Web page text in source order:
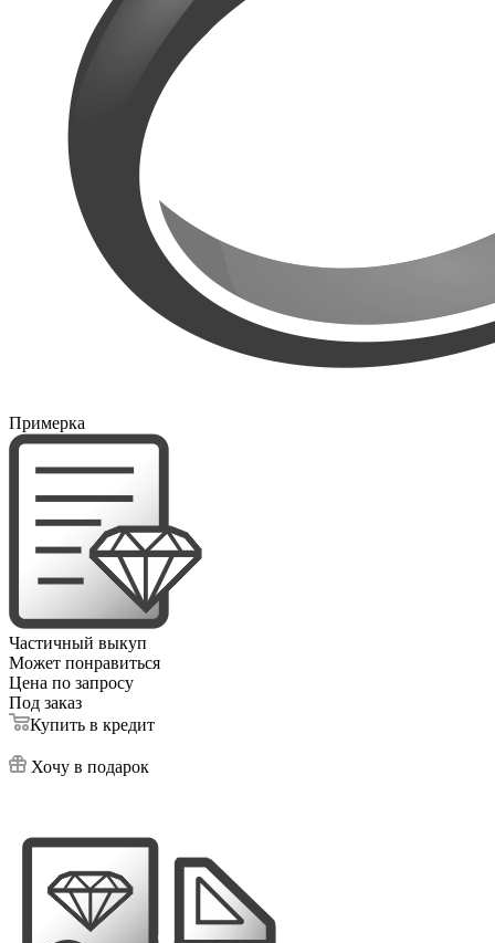
Примерка
Частичный выкуп
Может понравиться
Цена по запросу
Под заказ
Купить в кредит
Хочу в подарок